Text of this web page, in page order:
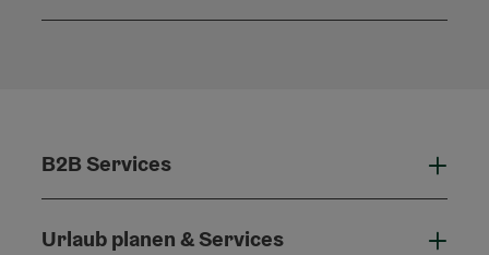
B2B Services
Urlaub planen & Services